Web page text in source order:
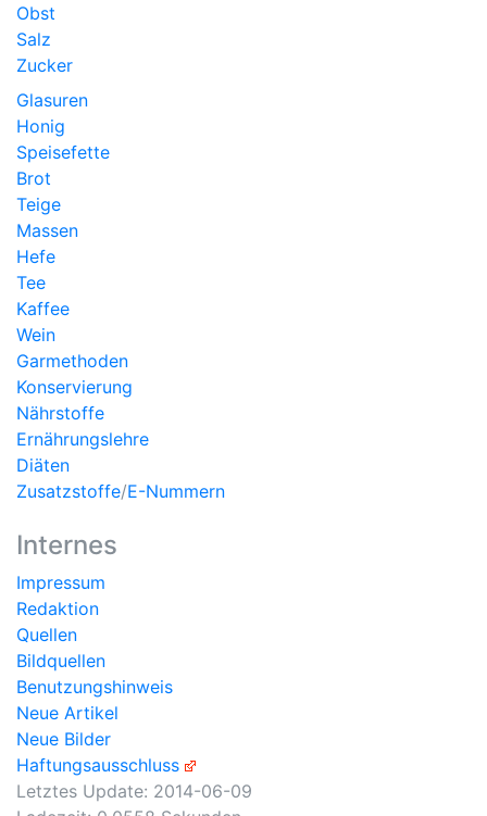
Obst
Salz
Zucker
Glasuren
Honig
Speisefette
Brot
Teige
Massen
Hefe
Tee
Kaffee
Wein
Garmethoden
Konservierung
Nährstoffe
Ernährungslehre
Diäten
Zusatzstoffe/E-Nummern
Internes
Impressum
Redaktion
Quellen
Bildquellen
Benutzungshinweis
Neue Artikel
Neue Bilder
Haftungsausschluss
Letztes Update: 2014-06-09